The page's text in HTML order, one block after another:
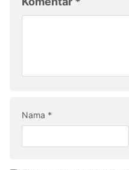
Nama *